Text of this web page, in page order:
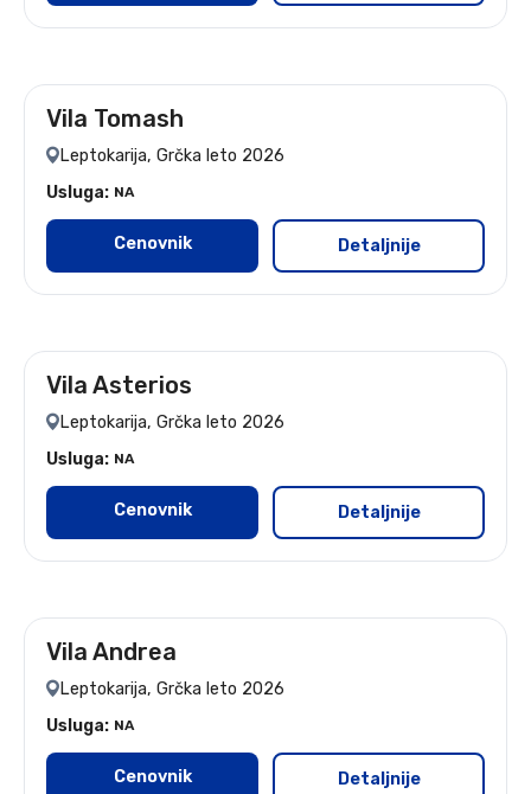
Vila Tomash
Leptokarija, Grčka leto 2026
Usluga: NA
Cenovnik Detaljnije
Vila Asterios
Leptokarija, Grčka leto 2026
Usluga: NA
Cenovnik Detaljnije
Vila Andrea
Leptokarija, Grčka leto 2026
Usluga: NA
Cenovnik Detaljnije